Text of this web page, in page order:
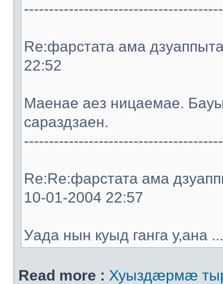
Re:фарстата ама
22:52
Мaeнae aeз ницaeмae.
сараздзaeн.
Re:Re:фарстата ама
10-01-2004 22:57
Уада нын куыд ганга у,ана ...
Read more : Хуыздæрмæ